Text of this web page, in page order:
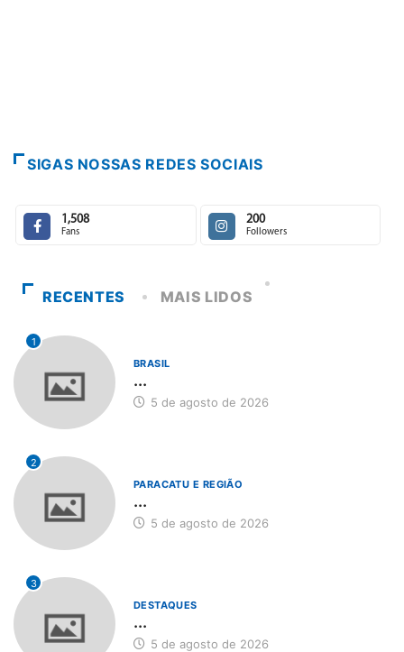
SIGAS NOSSAS REDES SOCIAIS
1,508
Fans
200
Followers
RECENTES MAIS LIDOS
1
BRASIL
...
5 de agosto de 2026
2
PARACATU E REGIÃO
...
5 de agosto de 2026
3
DESTAQUES
...
5 de agosto de 2026